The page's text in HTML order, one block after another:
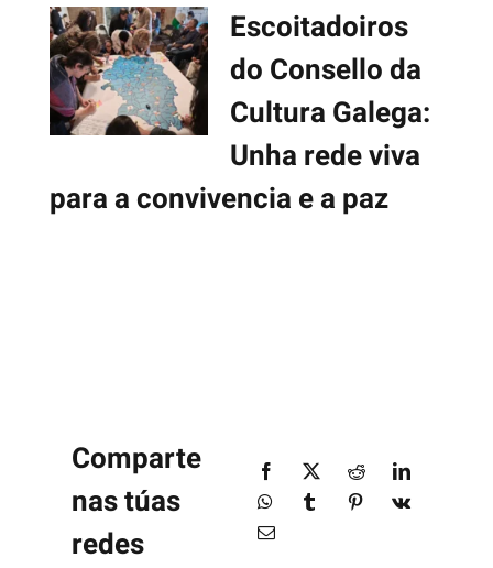
Escoitadoiros
do Consello da
Cultura Galega:
Unha rede viva
para a convivencia e a paz
Comparte
nas túas
redes